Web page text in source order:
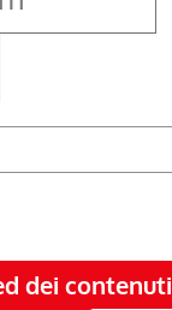
dei contenuti